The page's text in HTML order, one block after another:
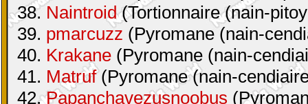
38. Naintroid(Tortionnaire (nain-
39. pmarcuzz (Pyromane (nain-
40. Krakane (Pyromane (nain-
41. Matruf(Pyromane (nain-
42.Papanchavezusnoobus